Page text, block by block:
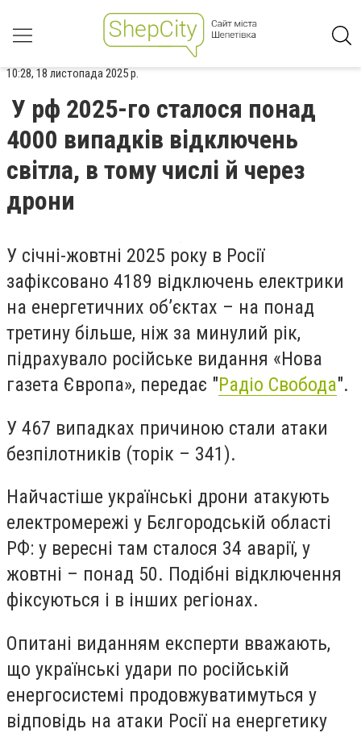
10:28, 18 листопада 2025 р.
У рф 2025-го сталося понад
4000 випадків відключень
світла, в тому числі й через
дрони
У січні-жовтні 2025 року в Росії
зафіксовано 4189 відключень електрики
на енергетичних об’єктах – на понад
третину більше, ніж за минулий рік,
підрахувало російське видання «Нова
газета Європа», передає "Радіо Свобода".
У 467 випадках причиною стали атаки
безпілотників (торік – 341).
Найчастіше українські дрони атакують
електромережі у Бєлгородській області
РФ: у вересні там сталося 34 аварії, у
жовтні – понад 50. Подібні відключення
фіксуються і в інших регіонах.
Опитані виданням експерти вважають,
що українські удари по російській
енергосистемі продовжуватимуться у
відповідь на атаки Росії на енергетику